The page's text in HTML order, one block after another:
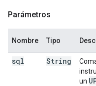
Parámetros
Nombre Tipo
sql String
un